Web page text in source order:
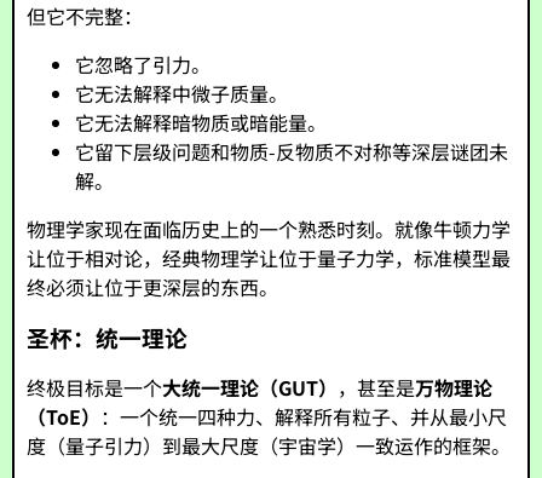
但它不完整：
它忽略了引力。
它无法解释中微子质量。
它无法解释暗物质或暗能量。
它留下层级问题和物质-反物质不对称等深层谜团未
解。
物理学家现在面临历史上的一个熟悉时刻。就像牛顿力学
让位于相对论，经典物理学让位于量子力学，标准模型最
终必须让位于更深层的东西。
圣杯：统一理论
终极目标是一个大统一理论（GUT） ，甚至是万物理论
（ToE） ：一个统一四种力、解释所有粒子、并从最小尺
度（量子引力）到最大尺度（宇宙学）一致运作的框架。